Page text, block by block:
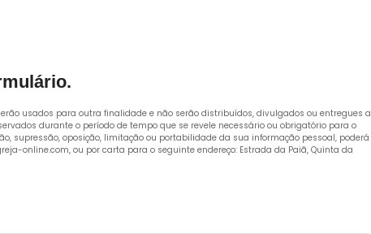
usados para outra finalidade e não serão distribuídos, divulgados ou entregues a
durante o período de tempo que se revele necessário ou obrigatório para o
supressão, oposição, limitação ou portabilidade da sua informação pessoal, poderá
online.com, ou por carta para o seguinte endereço: Estrada da Paiã, Quinta da